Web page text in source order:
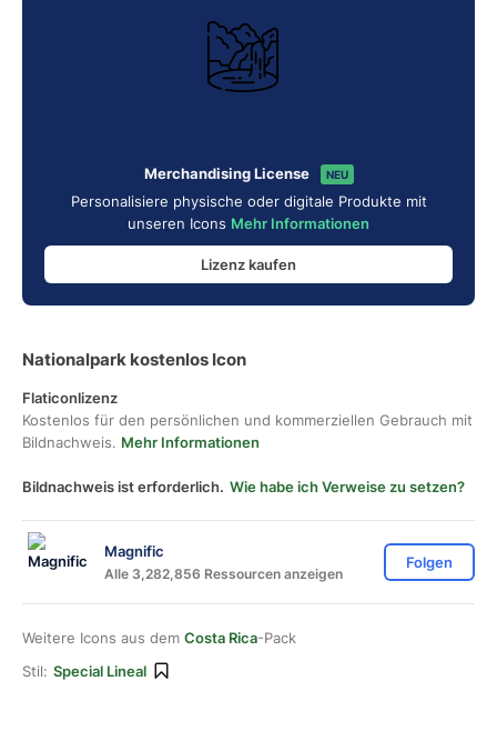
Merchandising License NEU
Personalisiere physische oder digitale Produkte mit
unseren Icons Mehr Informationen
Lizenz kaufen
Nationalpark kostenlos Icon
Flaticonlizenz
Kostenlos für den persönlichen und kommerziellen Gebrauch mit
Bildnachweis. Mehr Informationen
Bildnachweis ist erforderlich. Wie habe ich Verweise zu setzen?
Magnific
Alle 3,282,856 Ressourcen anzeigen
Folgen
Weitere Icons aus dem Costa Rica-Pack
Stil: Special Lineal